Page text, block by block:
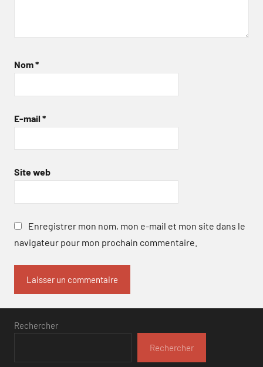
Nom*
E-mail *
Site web
Enregistrer mon nom, mon e-mail et mon site dans le
navigateur pour mon prochain commentaire.
Rechercher
Rechercher